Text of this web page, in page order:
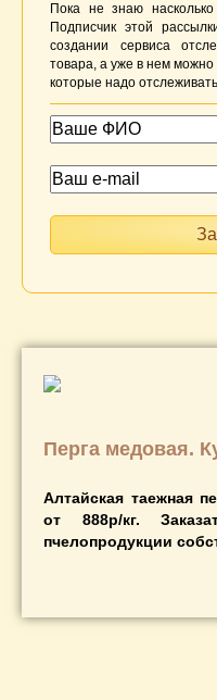
Пока не знаю
Подписчик этой
создании сервиса
товара, а уже в нем
которые надо
Перга медовая.
Алтайская таежная
от 888р/кг.
пчелопродукции